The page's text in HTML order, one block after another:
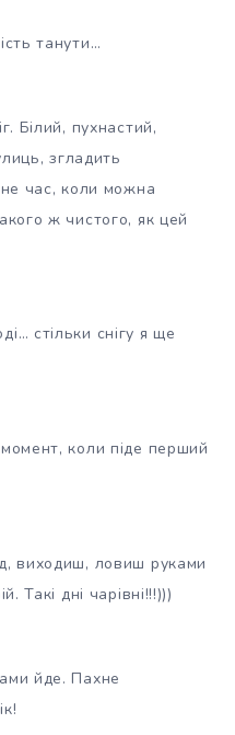
танути…
Білий, пухнастий,
згладить
час, коли можна
ж чистого, як цей
стільки снігу я ще
коли піде перший
виходиш, ловиш руками
Такі дні чарівні!!!)))
йде. Пахне